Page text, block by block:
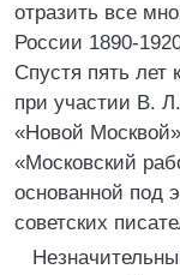
отразить все
России 1890-
Спустя пять лет
при участии В.
«Новой
«Московский
основанной под
советских